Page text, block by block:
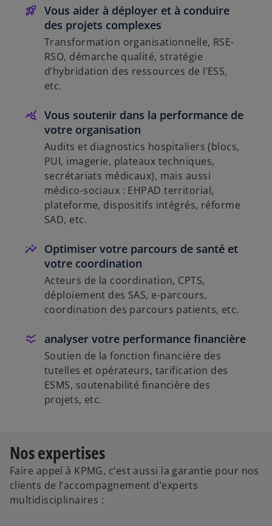
Vous aider à déployer et à conduire
des projets complexes
Transformation organisationnelle, RSE-
RSO, démarche qualité, stratégie
d’hybridation des ressources de l’ESS,
etc.
Vous soutenir dans la performance de
votre organisation
Audits et diagnostics hospitaliers (blocs,
PUI, imagerie, plateaux techniques,
secrétariats médicaux), mais aussi
médico-sociaux : EHPAD territorial,
plateforme, dispositifs intégrés, réforme
SAD, etc.
Optimiser votre parcours de santé et
votre coordination
Acteurs de la coordination, CPTS,
déploiement des SAS, e-parcours,
coordination des parcours patients, etc.
analyser votre performance financière
Soutien de la fonction financière des
tutelles et opérateurs, tarification des
ESMS, soutenabilité financière des
projets, etc.
Nos expertises
Faire appel à KPMG, c’est aussi la garantie pour nos
clients de l’accompagnement d’experts
multidisciplinaires :